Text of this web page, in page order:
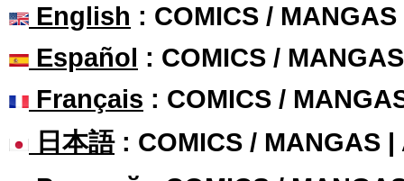
English : COMICS /
Español : COMICS /
Français : COMICS /
日本語: COMICS / MANGAS |